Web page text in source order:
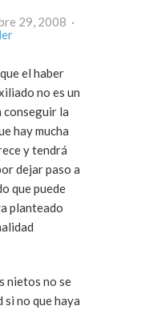
Miguel A en septiembre 29, 2008 ·
el haber
no es un
la
hay mucha
y tendrá
dejar paso a
que puede
planteado
nietos no se
si no que haya